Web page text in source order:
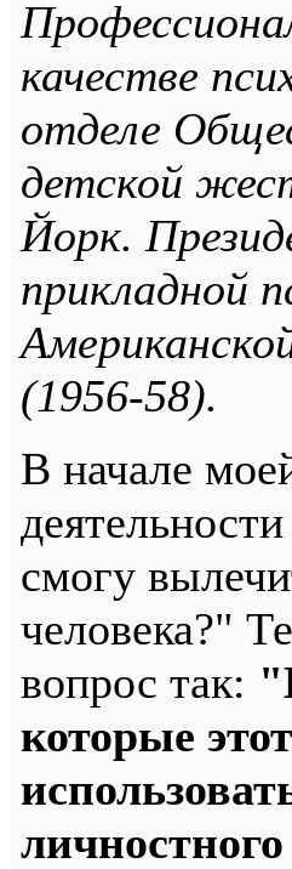
качестве
отделе
детской
Йорк.
прикладной
(1956-58).
В начале
смогу
человека?"
вопрос так:
которые